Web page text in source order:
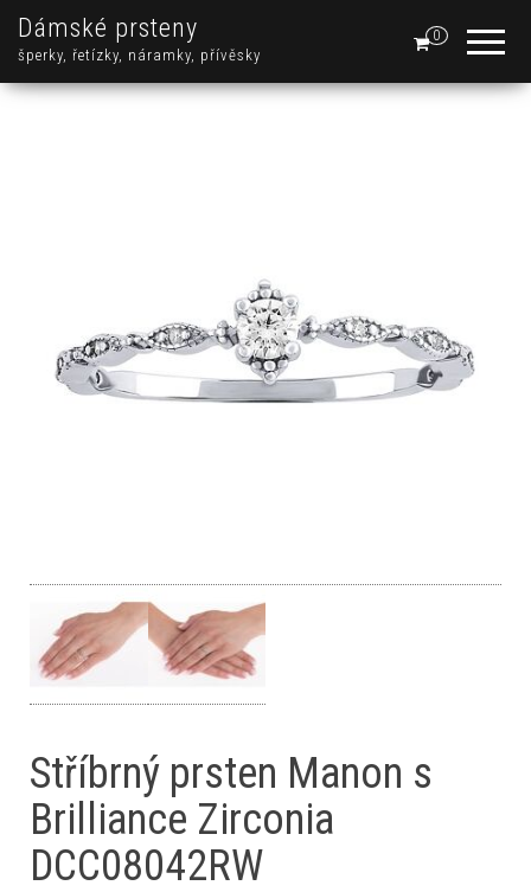
Dámské prsteny
šperky, řetízky, náramky, přívěsky
0
Stříbrný prsten Manon s
Brilliance Zirconia
DCC08042RW